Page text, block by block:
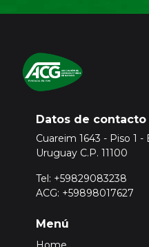
Datos de contacto
Cuareim 1643 - Piso 1
Uruguay C.P. 11100
Tel: +59829083238
ACG: +59898017627
Menú